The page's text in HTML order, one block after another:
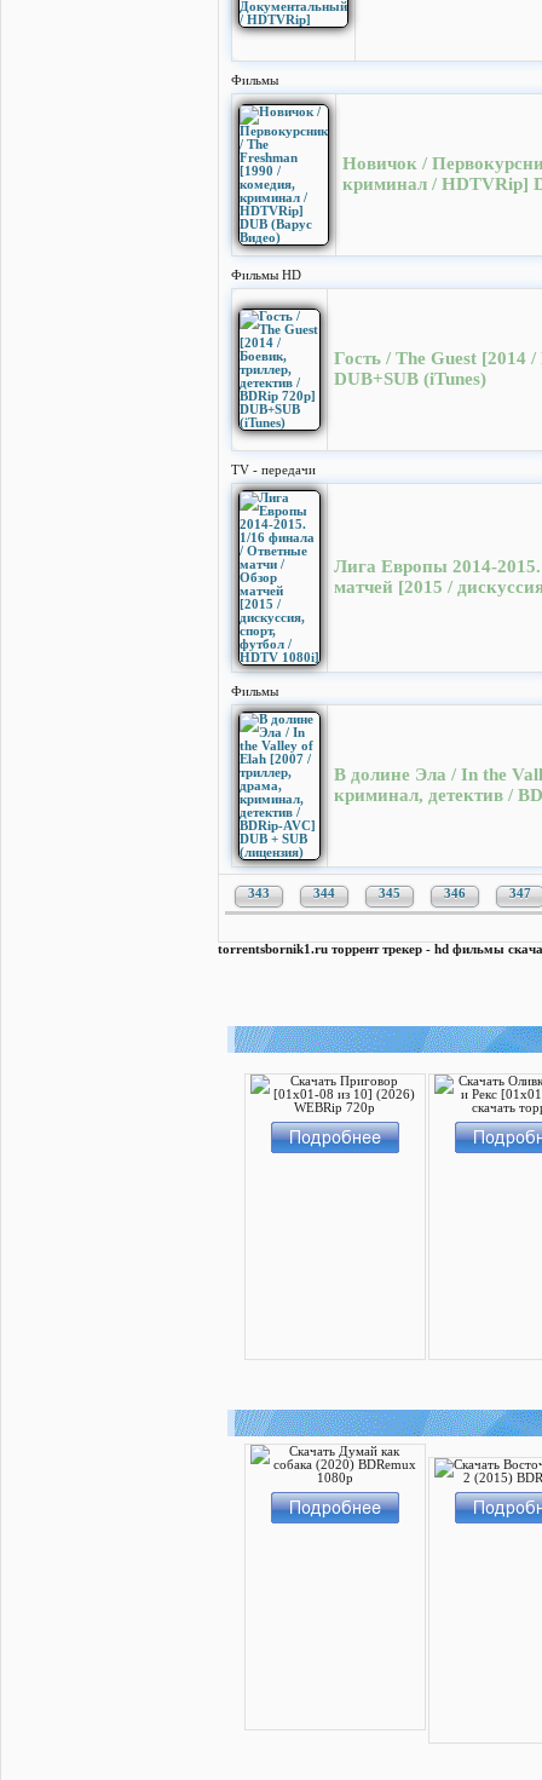
Фильмы
Новичок /
криминал / HDTVRip]
Фильмы HD
Гость / The Guest [2014
DUB+SUB (iTunes)
TV - передачи
Лига Европы 2014-
матчей [2015 /
Фильмы
В долине Эла / In the
криминал, детектив /
343 344 345 346 347
torrentsbornik1.ru торрент трекер - hd фильмы